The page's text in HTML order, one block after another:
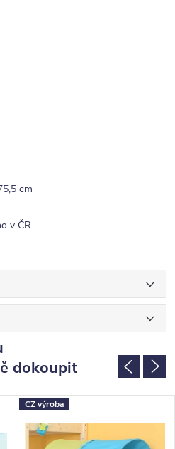
cm
v ČR.
dokoupit
CZ výroba